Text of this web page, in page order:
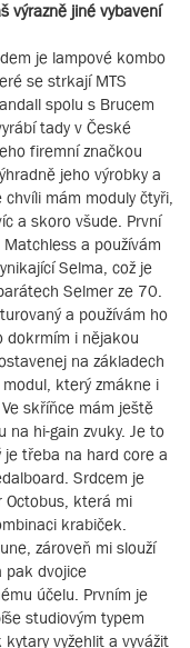
výrazně jiné vybavení
je lampové kombo
se strkají MTS
spolu s Brucem
tady v České
firemní značkou
jeho výrobky a
mám moduly čtyři,
a skoro všude. První
a používám
Selma, což je
Selmer ze 70.
a používám ho
dokrmím i nějakou
na základech
který zmákne i
skříňce mám ještě
na hi-gain zvuky. Je to
je třeba na hard core a
Srdcem je
Octobus, která mi
krabiček.
zároveň mi slouží
pak dvojice
účelu. Prvním je
studiovým typem
vyžehlit a vyvážit